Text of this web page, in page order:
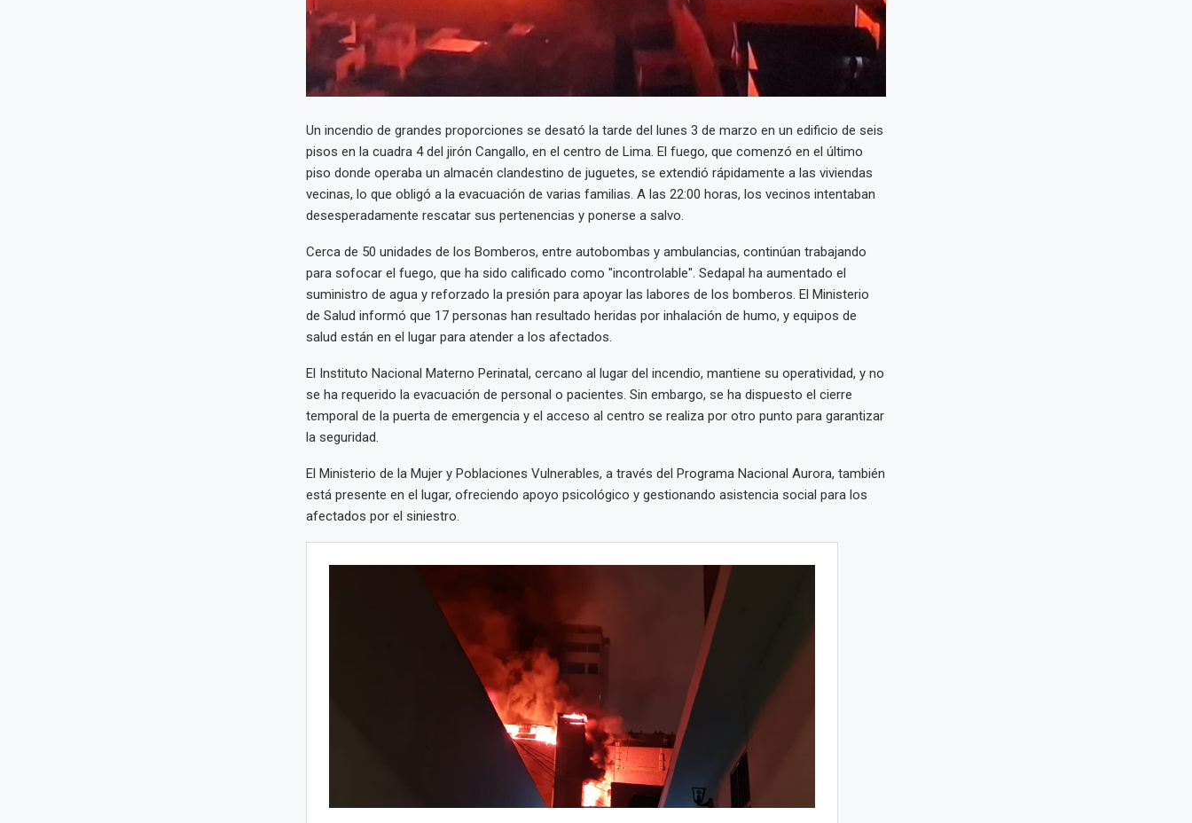
Un incendio de grandes proporciones se desató la tarde del lunes 3 de marzo en un edificio de seis
pisos en la cuadra 4 del jirón Cangallo, en el centro de Lima. El fuego, que comenzó en el último
piso donde operaba un almacén clandestino de juguetes, se extendió rápidamente a las viviendas
vecinas, lo que obligó a la evacuación de varias familias. A las 22:00 horas, los vecinos intentaban
desesperadamente rescatar sus pertenencias y ponerse a salvo.
Cerca de 50 unidades de los Bomberos, entre autobombas y ambulancias, continúan trabajando
para sofocar el fuego, que ha sido calificado como "incontrolable". Sedapal ha aumentado el
suministro de agua y reforzado la presión para apoyar las labores de los bomberos. El Ministerio
de Salud informó que 17 personas han resultado heridas por inhalación de humo, y equipos de
salud están en el lugar para atender a los afectados.
El Instituto Nacional Materno Perinatal, cercano al lugar del incendio, mantiene su operatividad, y no
se ha requerido la evacuación de personal o pacientes. Sin embargo, se ha dispuesto el cierre
temporal de la puerta de emergencia y el acceso al centro se realiza por otro punto para garantizar
la seguridad.
El Ministerio de la Mujer y Poblaciones Vulnerables, a través del Programa Nacional Aurora, también
está presente en el lugar, ofreciendo apoyo psicológico y gestionando asistencia social para los
afectados por el siniestro.